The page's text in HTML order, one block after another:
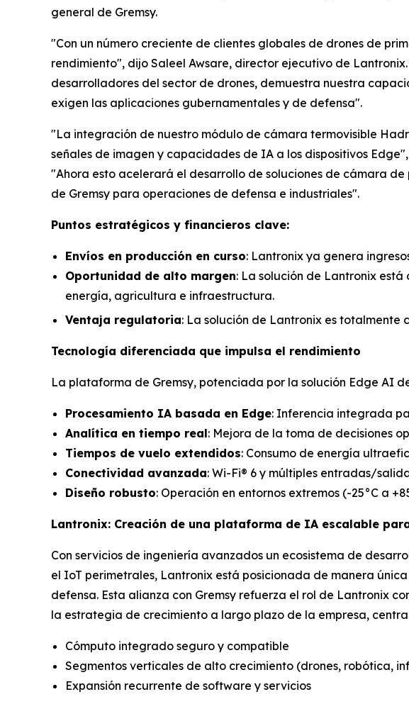
general de Gremsy.
"Con un número creciente de clientes globales de drones de
rendimiento", dijo Saleel Awsare, director ejecutivo de
desarrolladores del sector de drones, demuestra nuestra
exigen las aplicaciones gubernamentales y de defensa".
"La integración de nuestro módulo de cámara termovisible
señales de imagen y capacidades de IA a los dispositivos
"Ahora esto acelerará el desarrollo de soluciones de cámara
de Gremsy para operaciones de defensa e industriales".
Puntos estratégicos y financieros clave:
Envíos en producción en curso: Lantronix ya genera
Oportunidad de alto margen: La solución de Lantronix
energía, agricultura e infraestructura.
Ventaja regulatoria: La solución de Lantronix es totalmente
Tecnología diferenciada que impulsa el rendimiento
La plataforma de Gremsy, potenciada por la solución Edge AI
Procesamiento IA basada en Edge: Inferencia integrada
Analítica en tiempo real: Mejora de la toma de decisiones
Tiempos de vuelo extendidos: Consumo de energía
Conectividad avanzada: Wi-Fi® 6 y múltiples entradas/
Diseño robusto: Operación en entornos extremos (-25°C a
Lantronix: Creación de una plataforma de IA escalable
Con servicios de ingeniería avanzados un ecosistema de
el IoT perimetrales, Lantronix está posicionada de manera
defensa. Esta alianza con Gremsy refuerza el rol de Lantronix
la estrategia de crecimiento a largo plazo de la empresa,
Cómputo integrado seguro y compatible
Segmentos verticales de alto crecimiento (drones, robótica,
Expansión recurrente de software y servicios